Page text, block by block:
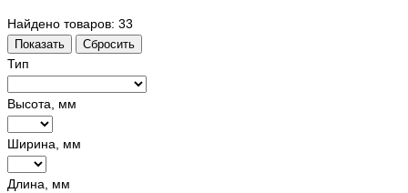
Найдено товаров: 33
Показать Сбросить
Тип
Высота, мм
Ширина, мм
Длина, мм